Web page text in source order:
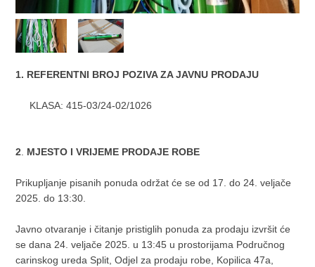
1. REFERENTNI BROJ POZIVA ZA JAVNU PRODAJU
KLASA: 415-03/24-02/1026
2. MJESTO I VRIJEME PRODAJE ROBE
Prikupljanje pisanih ponuda održat će se od 17. do 24. veljače
2025. do 13:30.
Javno otvaranje i čitanje pristiglih ponuda za prodaju izvršit će
se dana 24. veljače 2025. u 13:45 u prostorijama Područnog
carinskog ureda Split, Odjel za prodaju robe, Kopilica 47a,